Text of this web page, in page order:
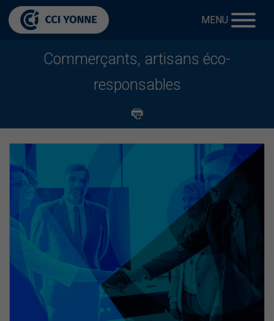
MENU
Commerçants, artisans éco-
responsables